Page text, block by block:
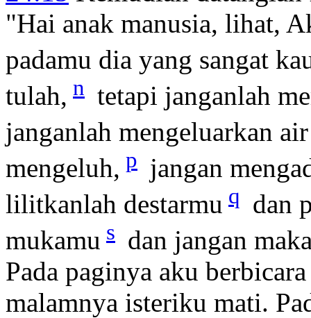
"Hai anak manusia, lihat,
padamu dia yang sangat
tulah, n tetapi janganlah
janganlah mengeluarkan
mengeluh, p jangan
lilitkanlah destarmu q dan
mukamu s dan jangan
Pada paginya aku
malamnya isteriku mati.